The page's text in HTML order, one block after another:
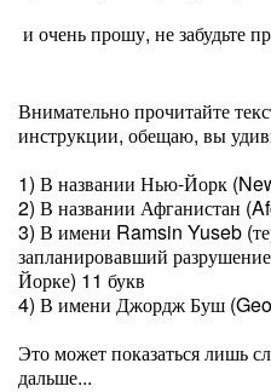
и очень прошу, не забудьте
Внимательно прочитайте
инструкции, обещаю, вы
1) В названии Нью-Йорк
2) В названии Афганистан
3) В имени Ramsin Yuseb
запланировавший
Йорке) 11 букв
4) В имени Джордж Буш
Это может показаться лишь
дальше...